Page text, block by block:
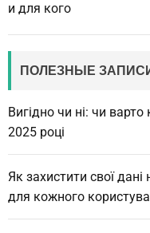
и для кого
ПОЛЕЗНЫЕ
Вигідно чи ні: чи
2025 році
Як захистити свої
для кожного